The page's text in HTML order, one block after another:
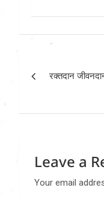
रक्तदान
Leave a
Your email